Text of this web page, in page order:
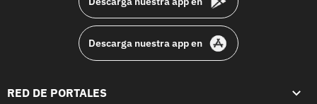
Descarga nuestra app en
RED DE PORTALES